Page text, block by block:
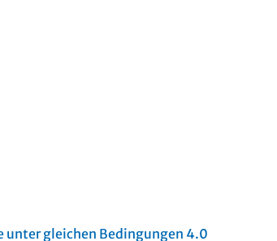
unter gleichen Bedingungen 4.0